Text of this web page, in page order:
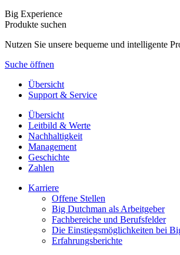
Big Experience
Produkte suchen
Nutzen Sie unsere bequeme und intelligente
Suche öffnen
Übersicht
Support & Service
Übersicht
Leitbild & Werte
Nachhaltigkeit
Management
Geschichte
Zahlen
Karriere
Offene Stellen
Big Dutchman als Arbeitgeber
Fachbereiche und Berufsfelder
Die Einstiegsmöglichkeiten bei
Erfahrungsberichte